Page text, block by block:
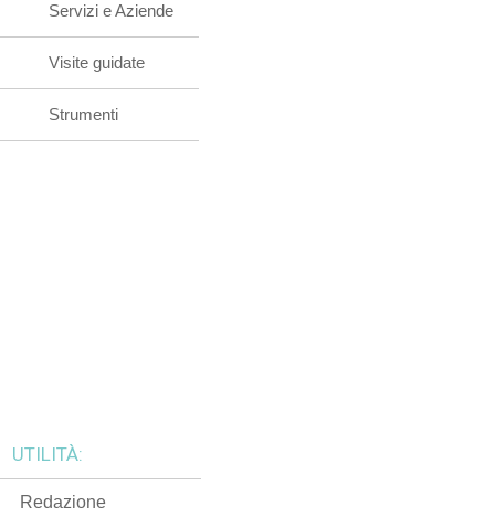
Servizi e Aziende
Visite guidate
Strumenti
UTILITÀ:
Redazione